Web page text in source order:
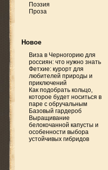
Поэзия
Проза
Новое
Виза в Черногорию для
россиян: что нужно знать
Фетхие: курорт для
любителей природы и
приключений
Как подобрать кольцо,
которое будет носиться в
паре с обручальным
Базовый гардероб
Выращивание
белокочанной капусты и
особенности выбора
устойчивых гибридов